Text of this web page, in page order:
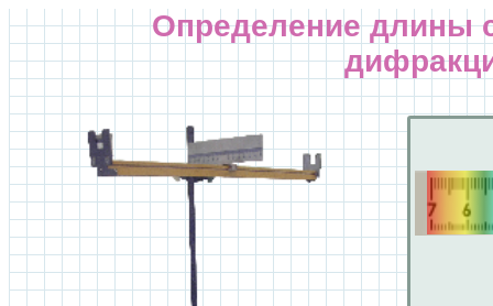
Определение длины